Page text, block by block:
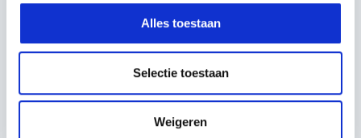
Alles toestaan
Selectie toestaan
Weigeren
Artikelnummer: KR136E
Capaciteit werkgebied: max 6500 ㎡
Soort grens: Bedraad